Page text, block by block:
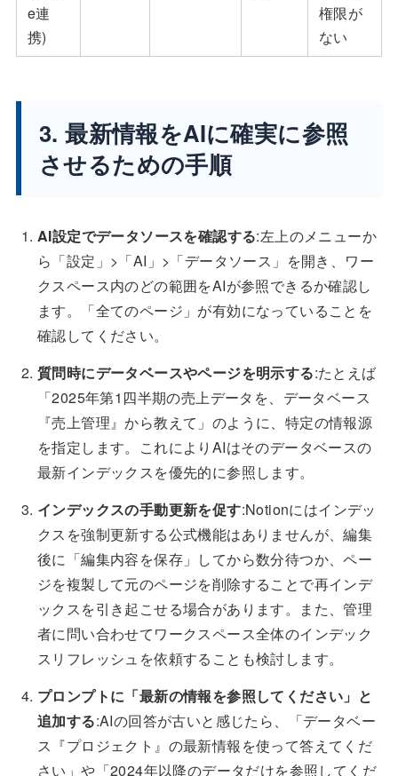
e連
携)
権限が
ない
3. 最新情報をAIに確実に参照
させるための手順
AI設定でデータソースを確認する:左上のメニューか
ら「設定」>「AI」>「データソース」を開き、ワー
クスペース内のどの範囲をAIが参照できるか確認し
ます。「全てのページ」が有効になっていることを
確認してください。
質問時にデータベースやページを明示する:たとえば
「2025年第1四半期の売上データを、データベース
『売上管理』から教えて」のように、特定の情報源
を指定します。これによりAIはそのデータベースの
最新インデックスを優先的に参照します。
インデックスの手動更新を促す:Notionにはインデッ
クスを強制更新する公式機能はありませんが、編集
後に「編集内容を保存」してから数分待つか、ペー
ジを複製して元のページを削除することで再インデ
ックスを引き起こせる場合があります。また、管理
者に問い合わせてワークスペース全体のインデック
スリフレッシュを依頼することも検討します。
プロンプトに「最新の情報を参照してください」と
追加する:AIの回答が古いと感じたら、「データベー
ス『プロジェクト』の最新情報を使って答えてくだ
さい」や「2024年以降のデータだけを参照してくだ